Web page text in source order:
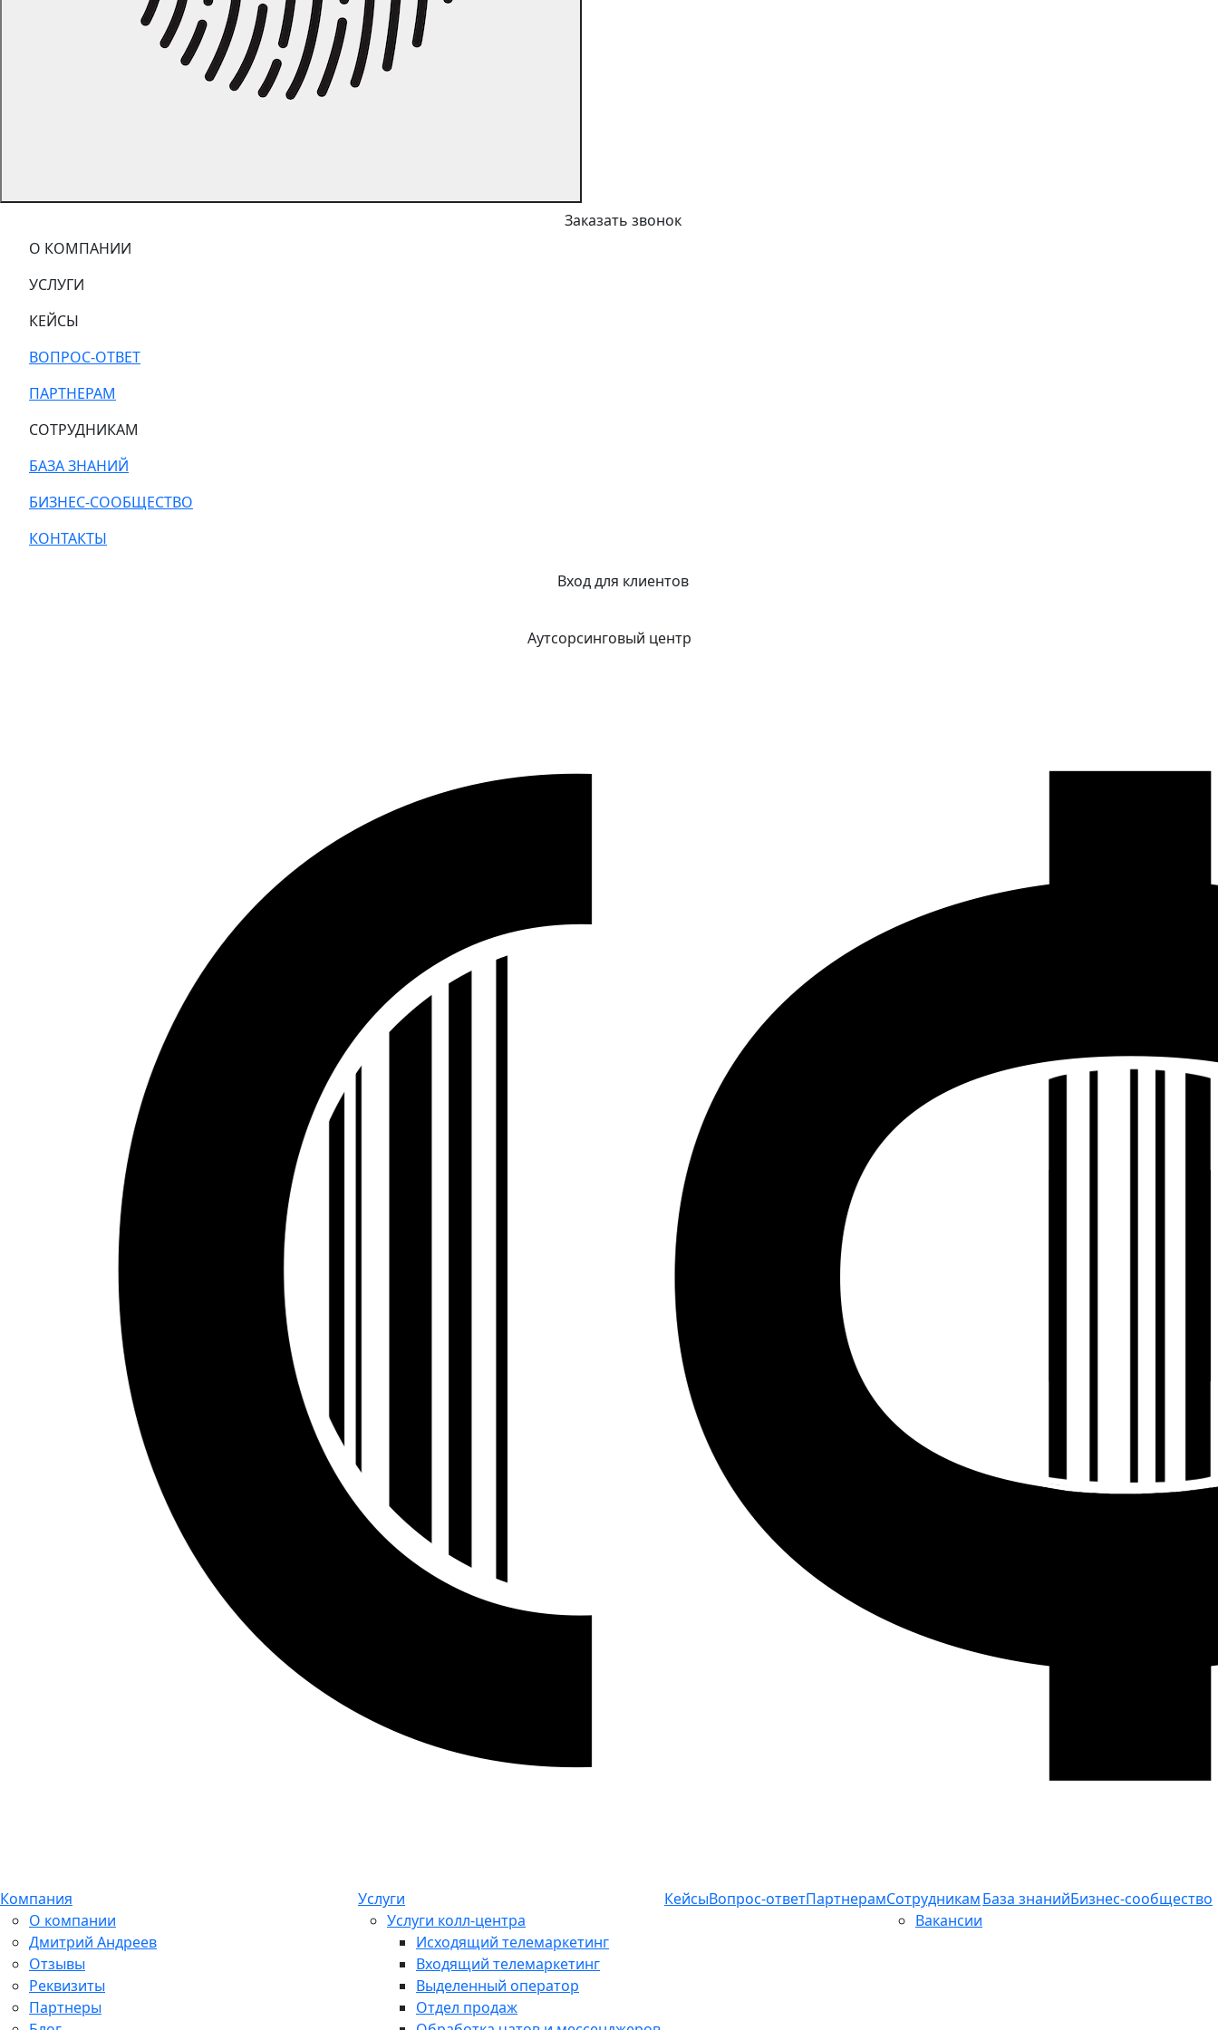
Заказать звонок
О КОМПАНИИ
УСЛУГИ
КЕЙСЫ
ВОПРОС-ОТВЕТ
ПАРТНЕРАМ
СОТРУДНИКАМ
БАЗА ЗНАНИЙ
БИЗНЕС-СООБЩЕСТВО
КОНТАКТЫ
Вход для клиентов
Аутсорсинговый центр
Компания
О компании
Дмитрий Андреев
Отзывы
Реквизиты
Партнеры
Услуги
Услуги колл-центра
Исходящий телемаркетинг
Входящий телемаркетинг
Выделенный оператор
Отдел продаж
КейсыВопрос-ответПартнерамСотрудникам
Вакансии
База знанийБизнес-сообщество